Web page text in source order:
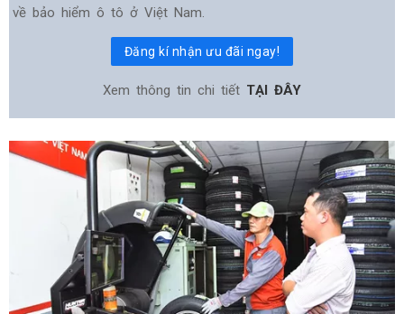
về bảo hiểm ô tô ở Việt Nam.
Đăng kí nhận ưu đãi ngay!
Xem thông tin chi tiết TẠI ĐÂY